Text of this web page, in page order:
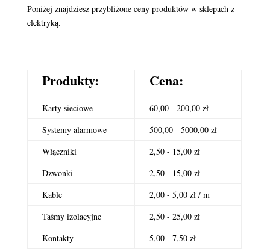
Poniżej znajdziesz przybliżone ceny produktów w sklepach z
elektryką.
Produkty: Cena:
Karty sieciowe
60,00 - 200,00 zł
Systemy alarmowe
500,00 - 5000,00 zł
Włączniki
2,50 - 15,00 zł
Dzwonki
2,50 - 15,00 zł
Kable
2,00 - 5,00 zł / m
Taśmy izolacyjne
2,50 - 25,00 zł
Kontakty
5,00 - 7,50 zł